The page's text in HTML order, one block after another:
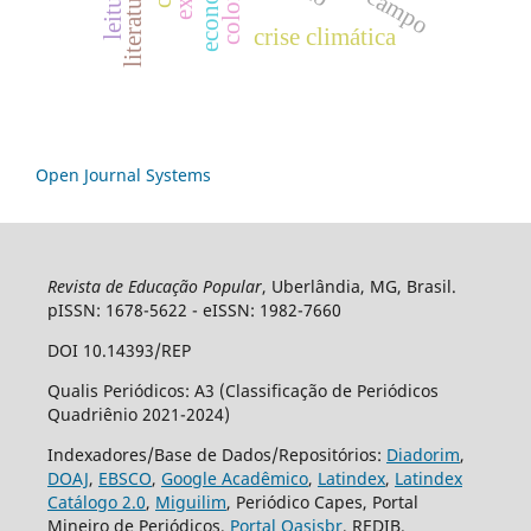
crise climática
literatura
Open Journal Systems
Revista de Educação Popular, Uberlândia, MG, Brasil.
pISSN: 1678-5622 - eISSN: 1982-7660
DOI 10.14393/REP
Qualis Periódicos: A3 (Classificação de Periódicos
Quadriênio 2021-2024)
Indexadores/Base de Dados/Repositórios: Diadorim,
DOAJ, EBSCO, Google Acadêmico, Latindex, Latindex
Catálogo 2.0, Miguilim, Periódico Capes, Portal
Mineiro de Periódicos, Portal Oasisbr, REDIB.